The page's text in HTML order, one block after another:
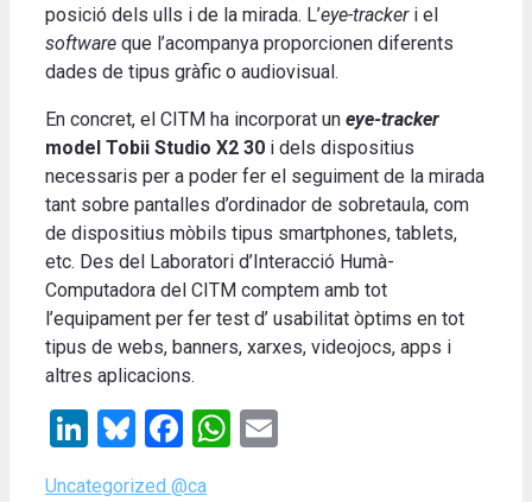
posició dels ulls i de la mirada. L’eye-trackeri el
software que l’acompanya proporcionen diferents
dades de tipus gràfic o audiovisual.
En concret, el CITM ha incorporat un eye-tracker
model Tobii Studio X2 30 i dels dispositius
necessaris per a poder fer el seguiment de la mirada
tant sobre pantalles d’ordinador de sobretaula, com
de dispositius mòbils tipus smartphones, tablets,
etc. Des del Laboratori d’Interacció Humà-
Computadora del CITM comptem amb tot
l’equipament per fer test d’ usabilitat òptims en tot
tipus de webs, banners, xarxes, videojocs, apps i
altres aplicacions.
LinkedIn
Bluesky
Facebook
WhatsApp
Categories
Uncategorized @ca